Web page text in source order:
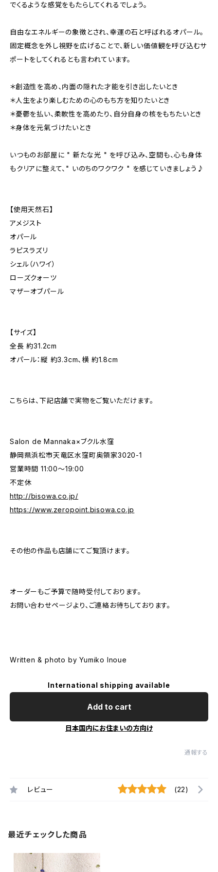
でくるような感覚をもたらしてくれるでしょう。
自由なエネルギーの象徴とされ、幸運の石と呼ばれるオパール。
固定概念を外し視野を広げることで、新しい価値観を呼び込むサ
ポートをしてくれるとも言われています。
＊創造性を高め、内面の隠れた才能を引き出したいとき
＊人生をより楽しむための心のもち方を知りたいとき
＊憂鬱を払い、柔軟性を高めたり、自分自身の核をもちたいとき
＊身体を元氣づけたいとき
いつものお部屋に " 新たな光 " を呼び込み、空間も、心も身体
もクリアに整えて、" いのちのワクワク " を感じていきましょう♪
【使用天然石】
アメジスト
オパール
ラピスラズリ
シェル（ハワイ）
ローズクォーツ
マザーオブパール
【サイズ】
全長 約31.2cm
オパール：縦 約3.3cm、横 約1.8cm
こちらは、下記店舗で実物をご覧いただけます。
Salon de Mannaka×ブクル水窪
静岡県浜松市天竜区水窪町奥領家3020-1
営業時間 11:00〜19:00
不定休
http://bisowa.co.jp/
https://www.zeropoint.bisowa.co.jp
その他の作品も店舗にてご覧頂けます。
オーダーもご予算で随時受付しております。
お問い合わせページより、ご連絡お待ちしております。
Written & photo by Yumiko Inoue
International shipping available
Add to cart
日本国内にお住まいの方向け
通報する
レビュー (22)
最近チェックした商品